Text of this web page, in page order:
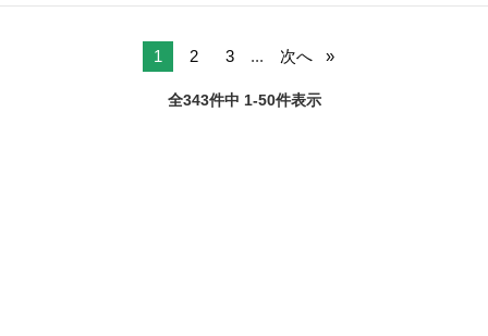
名： ホンダ ■ 車種名： Ｎ－ＢＯＸカスタム ■ グレード名：
1 2 3 ... 次へ
全343件中 1-50件表示